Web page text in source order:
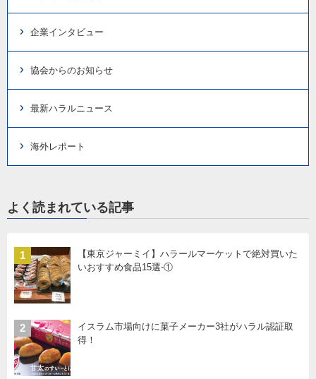
企業インタビュー
協会からのお知らせ
最新ハラルニュース
海外レポート
よく読まれている記事
1
【東京ジャーミイ】ハラールマーケットで絶対買いた
いおすすめ食品15選-①
2
イスラム市場向けに菓子メーカー3社がハラル認証取
得！